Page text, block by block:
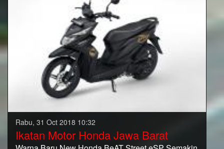
Rabu, 31 Oct 2018 10:32
Ikatan Motor Honda Jawa Barat